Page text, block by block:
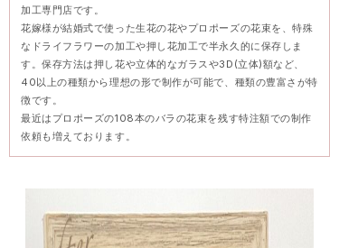
加工専門店です。
花嫁様が結婚式で使った生花の花やプロポーズの花束を、特殊
なドライフラワーの加工や押し花加工で半永久的に保存しま
す。保存方法は押し花や立体的なガラスや3D(立体)額など、
40以上の種類から理想の形で制作が可能で、種類の豊富さが特
徴です。
最近はプロポーズの108本のバラの花束を残す特注額での制作
依頼も増えております。